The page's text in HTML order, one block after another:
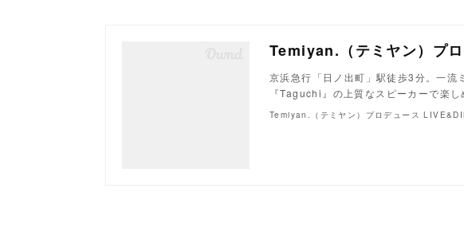
京浜急行「日ノ出町」駅徒歩3分。一流
『Taguchi』の上質なスピーカーで楽